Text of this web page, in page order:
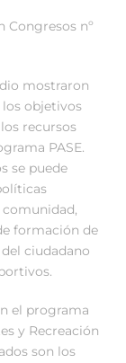
Congresos nº
mostraron
objetivos
recursos
PASE.
se puede
comunidad,
formación de
ciudadano
el programa
y Recreación
son los